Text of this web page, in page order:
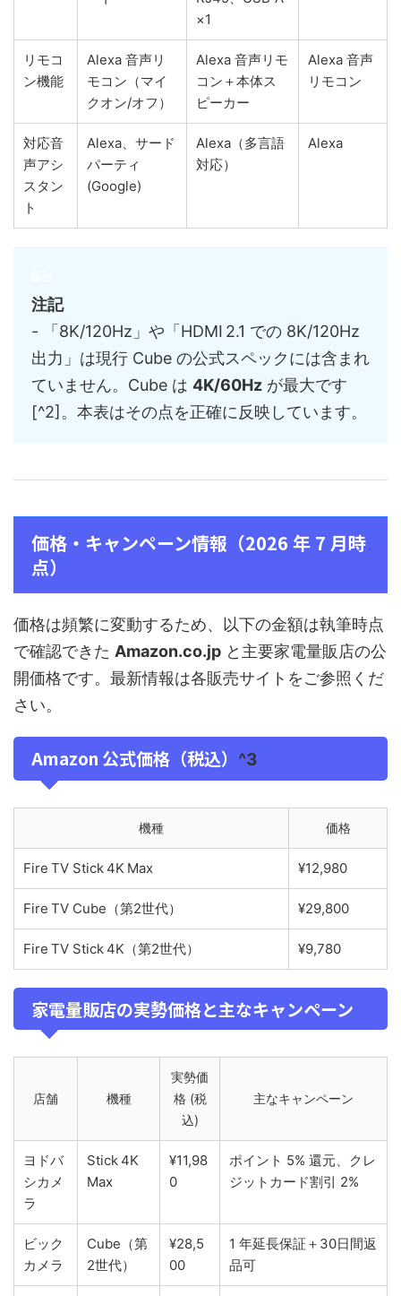
×1
リモコ
ン機能
Alexa 音声リ
モコン（マイ
クオン/オフ）
Alexa 音声リモ
コン＋本体ス
ピーカー
Alexa 音声
リモコン
対応音
声アシ
スタン
ト
Alexa、サード
パーティ
(Google)
Alexa（多言語
対応）
Alexa
注記
- 「8K/120Hz」や「HDMI 2.1 での 8K/120Hz
出力」は現行 Cube の公式スペックには含まれ
ていません。Cube は 4K/60Hz が最大です
[^2]。本表はその点を正確に反映しています。
価格・キャンペーン情報（2026 年 7 月時
点）
価格は頻繁に変動するため、以下の金額は執筆時点
で確認できた Amazon.co.jp と主要家電量販店の公
開価格です。最新情報は各販売サイトをご参照くだ
さい。
Amazon 公式価格（税込） ^3
機種 価格
Fire TV Stick 4K Max ¥12,980
Fire TV Cube（第2世代） ¥29,800
Fire TV Stick 4K（第2世代） ¥9,780
家電量販店の実勢価格と主なキャンペーン
店舗 機種
実勢価
格 (税
込)
主なキャンペーン
ヨドバ
シカメ
ラ
Stick 4K
Max
¥11,98
0
ポイント 5% 還元、クレ
ジットカード割引 2%
ビック
カメラ
Cube（第
2世代）
¥28,5
00
1 年延長保証＋30日間返
品可